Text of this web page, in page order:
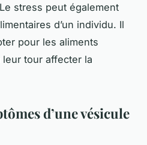
stress peut également
d’un individu. Il
pour les aliments
tour affecter la
d’une vésicule